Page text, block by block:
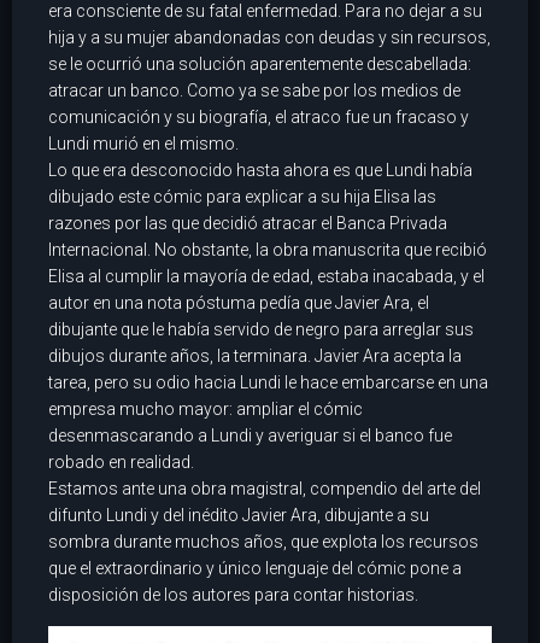
era consciente de su fatal enfermedad. Para no dejar a su
hija y a su mujer abandonadas con deudas y sin recursos,
se le ocurrió una solución aparentemente descabellada:
atracar un banco. Como ya se sabe por los medios de
comunicación y su biografía, el atraco fue un fracaso y
Lundi murió en el mismo.
Lo que era desconocido hasta ahora es que Lundi había
dibujado este cómic para explicar a su hija Elisa las
razones por las que decidió atracar el Banca Privada
Internacional. No obstante, la obra manuscrita que recibió
Elisa al cumplir la mayoría de edad, estaba inacabada, y el
autor en una nota póstuma pedía que Javier Ara, el
dibujante que le había servido de negro para arreglar sus
dibujos durante años, la terminara. Javier Ara acepta la
tarea, pero su odio hacia Lundi le hace embarcarse en una
empresa mucho mayor: ampliar el cómic
desenmascarando a Lundi y averiguar si el banco fue
robado en realidad.
Estamos ante una obra magistral, compendio del arte del
difunto Lundi y del inédito Javier Ara, dibujante a su
sombra durante muchos años, que explota los recursos
que el extraordinario y único lenguaje del cómic pone a
disposición de los autores para contar historias.